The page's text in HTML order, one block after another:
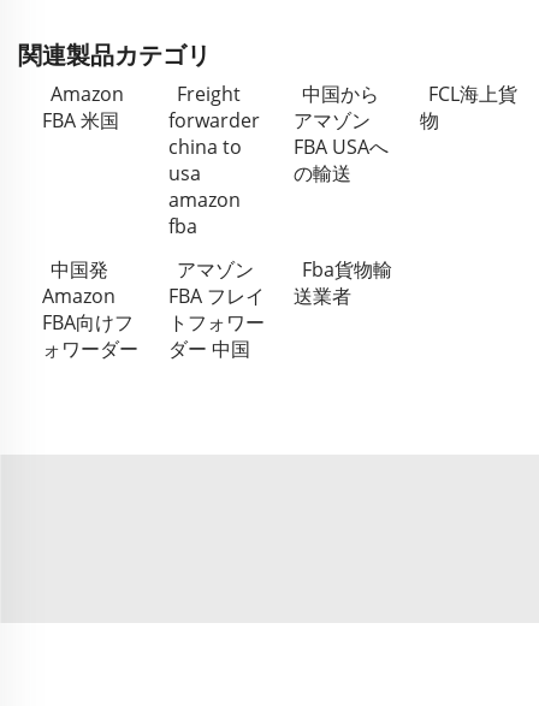
関連製品カテゴリ
Amazon
FBA 米国
Freight
forwarder
china to
usa
amazon
fba
中国から
アマゾン
FBA USAへ
の輸送
FCL海上貨
物
中国発
Amazon
FBA向けフ
ォワーダー
アマゾン
FBA フレイ
トフォワー
ダー 中国
Fba貨物輸
送業者